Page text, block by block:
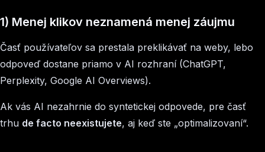
1) Menej klikov neznamená menej záujmu
Časť používateľov sa prestala preklikávať na weby, lebo
odpoveď dostane priamo v AI rozhraní (ChatGPT,
Perplexity, Google AI Overviews).
Ak vás AI nezahrnie do syntetickej odpovede, pre časť
trhu de facto neexistujete, aj keď ste „optimalizovaní“.